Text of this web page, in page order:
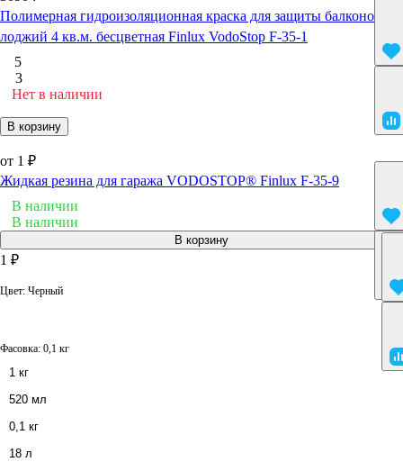
Полимерная гидроизоляционная краска для защиты балконов и
лоджий 4 кв.м. бесцветная Finlux VodoStop F-35-1
5
3
Нет в наличии
В корзину
от 1 ₽
Жидкая резина для гаража VODOSTOP® Finlux F-35-9
В наличии
В наличии
В корзину
1 ₽
Цвет: Черный
Фасовка: 0,1 кг
1 кг
520 мл
0,1 кг
18 л